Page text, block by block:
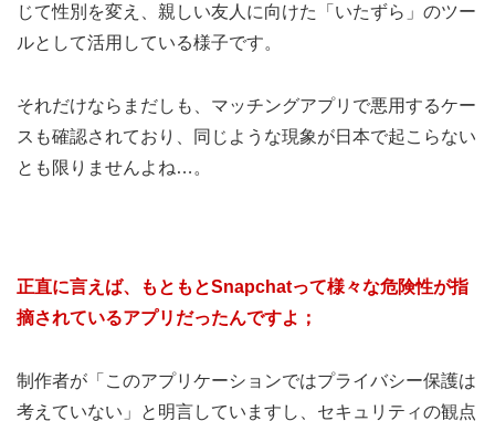
じて性別を変え、親しい友人に向けた「いたずら」のツー
ルとして活用している様子です。
それだけならまだしも、マッチングアプリで悪用するケー
スも確認されており、同じような現象が日本で起こらない
とも限りませんよね…。
正直に言えば、もともとSnapchatって様々な危険性が指
摘されているアプリだったんですよ；
制作者が「このアプリケーションではプライバシー保護は
考えていない」と明言していますし、セキュリティの観点